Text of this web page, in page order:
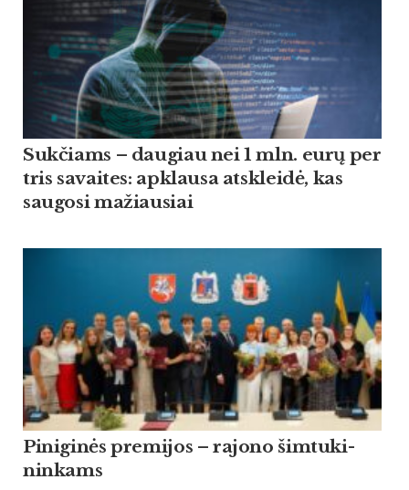
Suk­čiams – dau­giau nei 1 mln. eurų per
tris sa­vai­tes: ap­klau­sa at­skleidė, kas
sau­go­si ma­žiau­siai
Pi­ni­ginės pre­mi­jos – ra­jo­no šim­tu­ki­
nin­kams